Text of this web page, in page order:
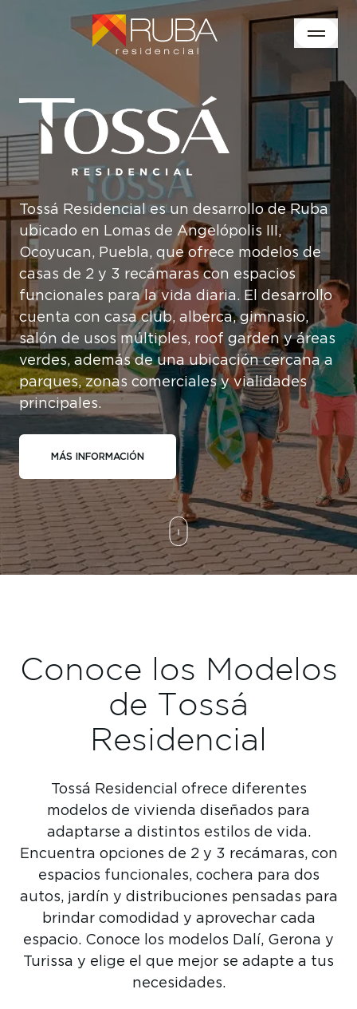
Tossá Residencial es un desarrollo de Ruba
ubicado en Lomas de Angelópolis III,
Ocoyucan, Puebla, que ofrece modelos de
casas de 2 y 3 recámaras con espacios
funcionales para la vida diaria. El desarrollo
cuenta con casa club, alberca, gimnasio,
salón de usos múltiples, roof garden y áreas
verdes, además de una ubicación cercana a
parques, zonas comerciales y vialidades
principales.
MÁS INFORMACIÓN
Conoce los Modelos
de Tossá
Residencial
Tossá Residencial ofrece diferentes
modelos de vivienda diseñados para
adaptarse a distintos estilos de vida.
Encuentra opciones de 2 y 3 recámaras, con
espacios funcionales, cochera para dos
autos, jardín y distribuciones pensadas para
brindar comodidad y aprovechar cada
espacio. Conoce los modelos Dalí, Gerona y
Turissa y elige el que mejor se adapte a tus
necesidades.